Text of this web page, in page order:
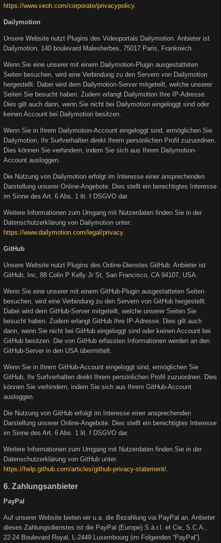
https://www.veoh.com/corporate/privacypolicy.
Dailymotion
Unsere Website nutzt Plugins des Videoportals Dailymotion. Anbieter ist
Dailymotion, 140 boulevard Malesherbes, 75017 Paris, Frankreich.
Wenn Sie eine unserer mit einem Dailymotion-Plugin ausgestatteten
Seiten besuchen, wird eine Verbindung zu den Servern von Dailymotion
hergestellt. Dabei wird dem Dailymotion-Server mitgeteilt, welche unserer
Seiten Sie besucht haben. Zudem erlangt Dailymotion Ihre IP-Adresse.
Dies gilt auch dann, wenn Sie nicht bei Dailymotion eingeloggt sind oder
keinen Account bei Dailymotion besitzen.
Wenn Sie in Ihrem Dailymotion-Account eingeloggt sind, ermöglichen Sie
Dailymotion, Ihr Surfverhalten direkt Ihrem persönlichen Profil zuzuordnen.
Dies können Sie verhindern, indem Sie sich aus Ihrem Dailymotion-
Account ausloggen.
Die Nutzung von Dailymotion erfolgt im Interesse einer ansprechenden
Darstellung unserer Online-Angebote. Dies stellt ein berechtigtes Interesse
im Sinne des Art. 6 Abs. 1 lit. f DSGVO dar.
Weitere Informationen zum Umgang mit Nutzerdaten finden Sie in der
Datenschutzerklärung von Dailymotion unter:
https://www.dailymotion.com/legal/privacy.
GitHub
Unsere Website nutzt Plugins des Online-Dienstes GitHub. Anbieter ist
GitHub, Inc, 88 Colin P Kelly Jr St, San Francisco, CA 94107, USA.
Wenn Sie eine unserer mit einem GitHub-Plugin ausgestatteten Seiten
besuchen, wird eine Verbindung zu den Servern von GitHub hergestellt.
Dabei wird dem GitHub-Server mitgeteilt, welche unserer Seiten Sie
besucht haben. Zudem erlangt GitHub Ihre IP-Adresse. Dies gilt auch
dann, wenn Sie nicht bei GitHub eingeloggt sind oder keinen Account bei
GitHub besitzen. Die von GitHub erfassten Informationen werden an den
GitHub-Server in den USA übermittelt.
Wenn Sie in Ihrem GitHub-Account eingeloggt sind, ermöglichen Sie
GitHub, Ihr Surfverhalten direkt Ihrem persönlichen Profil zuzuordnen. Dies
können Sie verhindern, indem Sie sich aus Ihrem GitHub-Account
ausloggen.
Die Nutzung von GitHub erfolgt im Interesse einer ansprechenden
Darstellung unserer Online-Angebote. Dies stellt ein berechtigtes Interesse
im Sinne des Art. 6 Abs. 1 lit. f DSGVO dar.
Weitere Informationen zum Umgang mit Nutzerdaten finden Sie in der
Datenschutzerklärung von GitHub unter:
https://help.github.com/articles/github-privacy-statement/
6. Zahlungsanbieter
PayPal
Auf unserer Website bieten wir u.a. die Bezahlung via PayPal an. Anbieter
dieses Zahlungsdienstes ist die PayPal (Europe) S.à.r.l. et Cie, S.C.A.,
22-24 Boulevard Royal, L-2449 Luxembourg (im Folgenden “PayPal”).